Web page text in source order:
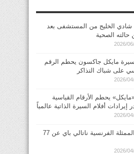
شادي الخليج من المستشفى بعد
الصحية
2026/
مايكل جاكسون يحطم الرقم
على شباك التذاكر
2026/
يحطم الأرقام القياسية
إيرادات أفلام السيرة الذاتية عالمياً
2026/
وفاة الممثلة الفرنسية ناتالي باي عن 77
2026/